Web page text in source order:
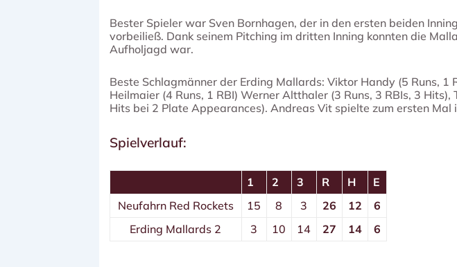
Bester Spieler war Sven Bornhagen, der in den ersten beiden
vorbeiließ. Dank seinem Pitching im dritten Inning konnten die
Aufholjagd war.
Beste Schlagmänner der Erding Mallards: Viktor Handy (5 Runs,
Heilmaier (4 Runs, 1 RBI) Werner Altthaler (3 Runs, 3 RBIs, 3
Hits bei 2 Plate Appearances). Andreas Vit spielte zum ersten
Spielverlauf:
1 2 3 R H
E
Neufahrn Red Rockets
15 8 3 26 12
6
Erding Mallards 2
3 10 14 27 14 6